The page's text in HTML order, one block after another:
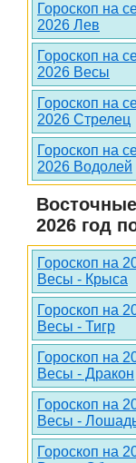
Гороскоп на
2026 Лев
Гороскоп на
2026 Весы
Гороскоп на
2026 Стрелец
Гороскоп на
2026 Водолей
2026 год
Гороскоп на
Весы - Крыса
Гороскоп на
Весы - Тигр
Гороскоп на
Весы - Дракон
Гороскоп на
Весы -
Гороскоп на